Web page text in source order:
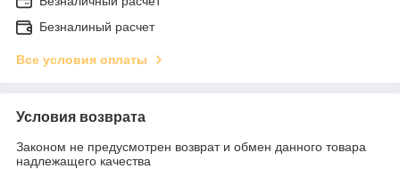
Безналиный расчет
Все условия оплаты
Условия возврата
Законом не предусмотрен возврат и обмен данного товара
надлежащего качества